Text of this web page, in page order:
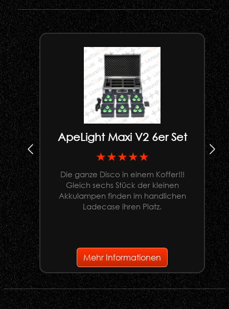
ApeLight Maxi V2 6er Set
★★★★★
Die ganze Disco in einem Koffer!!!
Gleich sechs Stück der kleinen
Akkulampen finden im handlichen
Ladecase ihren Platz.
Mehr Informationen